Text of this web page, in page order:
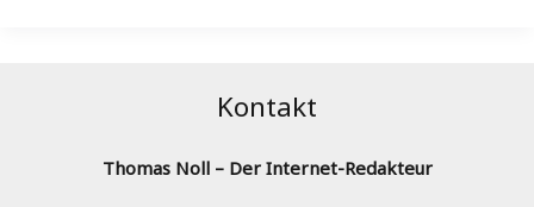
Kontakt
Thomas Noll – Der Internet-Redakteur